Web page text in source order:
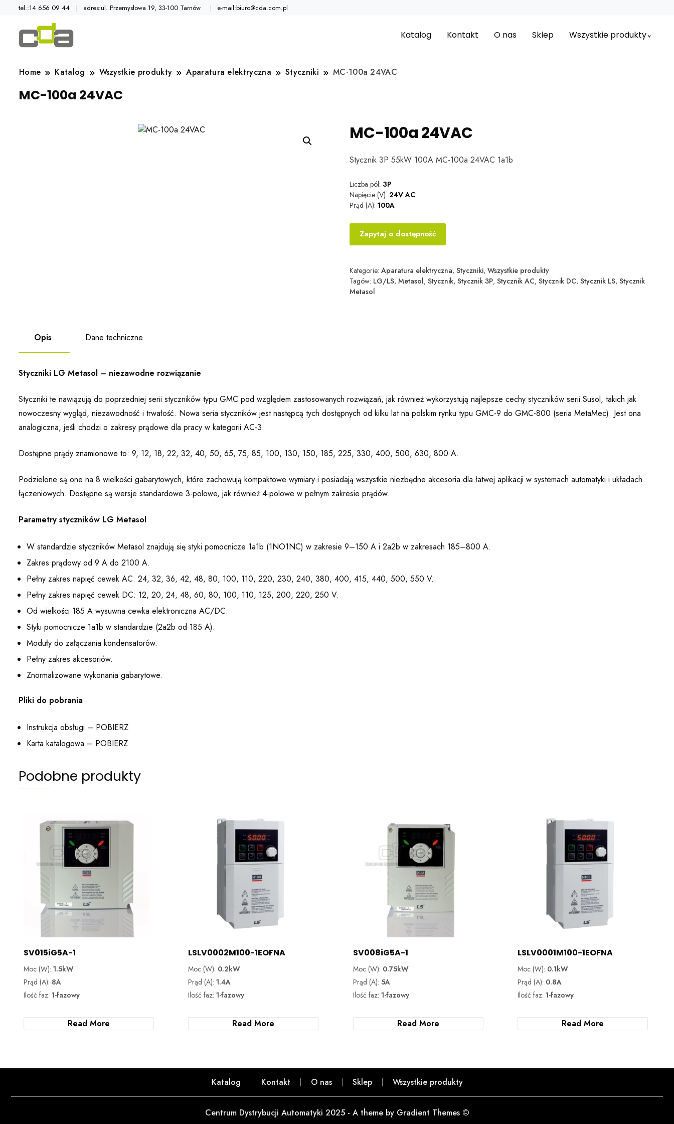
tel.:14 656 09 44 adres:ul. Przemysłowa 19, 33-100 Tarnów e-mail:biuro@cda.com.pl
Katalog Kontakt O nas Sklep Wszystkie produkty
Home Katalog Wszystkie produkty Aparatura elektryczna Styczniki MC-100a 24VAC
MC-100a 24VAC
MC-100a 24VAC
Stycznik 3P 55kW 100A MC-100a 24VAC 1a1b
Liczba pól: 3P
Napięcie (V): 24V AC
Prąd (A): 100A
Zapytaj o dostępność
Kategorie:Aparatura elektryczna,Styczniki,Wszystkie produkty
Tagów: LG/LS,Metasol,Stycznik,Stycznik 3P,Stycznik AC,Stycznik DC,Stycznik LS,Stycznik
Metasol
Opis Dane techniczne
Styczniki LG Metasol – niezawodne rozwiązanie
Styczniki te nawiązują do poprzedniej serii styczników typu GMC pod względem zastosowanych rozwiązań, jak również wykorzystują najlepsze cechy styczników serii Susol, takich jak
nowoczesny wygląd, niezawodność i trwałość. Nowa seria styczników jest następcą tych dostępnych od kilku lat na polskim rynku typu GMC-9 do GMC-800 (seria MetaMec). Jest ona
analogiczna, jeśli chodzi o zakresy prądowe dla pracy w kategorii AC-3.
Dostępne prądy znamionowe to: 9, 12, 18, 22, 32, 40, 50, 65, 75, 85, 100, 130, 150, 185, 225, 330, 400, 500, 630, 800 A.
Podzielone są one na 8 wielkości gabarytowych, które zachowują kompaktowe wymiary i posiadają wszystkie niezbędne akcesoria dla łatwej aplikacji w systemach automatyki i układach
łączeniowych. Dostępne są wersje standardowe 3-polowe, jak również 4-polowe w pełnym zakresie prądów.
Parametry styczników LG Metasol
W standardzie styczników Metasol znajdują się styki pomocnicze 1a1b (1NO1NC) w zakresie 9–150 A i 2a2b w zakresach 185–800 A.
Zakres prądowy od 9 A do 2100 A.
Pełny zakres napięć cewek AC: 24, 32, 36, 42, 48, 80, 100, 110, 220, 230, 240, 380, 400, 415, 440, 500, 550 V.
Pełny zakres napięć cewek DC: 12, 20, 24, 48, 60, 80, 100, 110, 125, 200, 220, 250 V.
Od wielkości 185 A wysuwna cewka elektroniczna AC/DC.
Styki pomocnicze 1a1b w standardzie (2a2b od 185 A).
Moduły do załączania kondensatorów.
Pełny zakres akcesoriów.
Znormalizowane wykonania gabarytowe.
Pliki do pobrania
Instrukcja obsługi – POBIERZ
Karta katalogowa – POBIERZ
Podobne produkty
SV015iG5A-1
Moc (W): 1.5kW
Prąd (A): 8A
Ilość faz: 1-fazowy
Read More
LSLV0002M100-1EOFNA
Moc (W): 0.2kW
Prąd (A):1.4A
Ilość faz:1-fazowy
Read More
SV008iG5A-1
Moc (W): 0.75kW
Prąd (A): 5A
Ilość faz: 1-fazowy
Read More
LSLV0001M100-1EOFNA
Moc (W): 0.1kW
Prąd (A): 0.8A
Ilość faz: 1-fazowy
Read More
Katalog Kontakt O nas Sklep Wszystkie produkty
Centrum Dystrybucji Automatyki 2025 - A theme by Gradient Themes ©